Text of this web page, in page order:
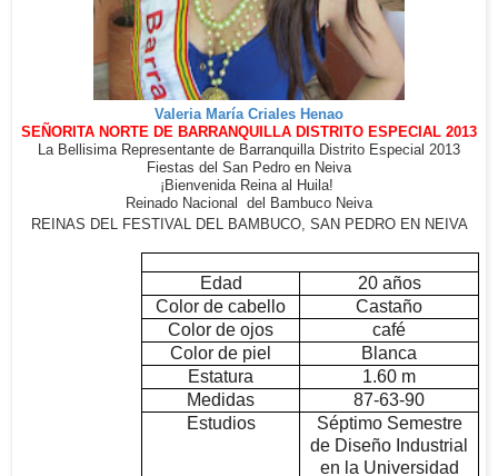
Valeria María Criales Henao
SEÑORITA NORTE DE BARRANQUILLA DISTRITO ESPECIAL 2013
La Bellisima Representante de Barranquilla Distrito Especial 2013
Fiestas del San Pedro en Neiva
¡Bienvenida Reina al Huila!
Reinado Nacional del Bambuco Neiva
REINAS DEL FESTIVAL DEL BAMBUCO, SAN PEDRO EN NEIVA
Edad
20 años
Color de cabello
Castaño
Color de ojos
café
Color de piel
Blanca
Estatura
1.60 m
Medidas
87-63-90
Estudios
Séptimo Semestre
de Diseño Industrial
en la Universidad